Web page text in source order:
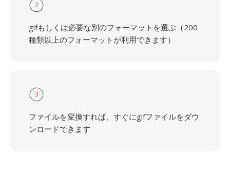
2
gifもしくは必要な別のフォーマットを選ぶ（200
種類以上のフォーマットが利用できます）
3
ファイルを変換すれば、すぐにgifファイルをダウ
ンロードできます